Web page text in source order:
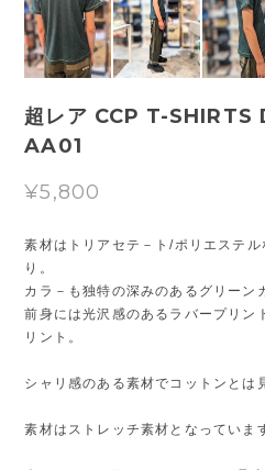
超レア CCP T-SHIRTS
AA01
¥5,800
素材はトリアセテ－ト/ポリエステ
り。
カラ－も独特の深みのあるグリーン
前身には光沢感のあるラバープリン
リント。
シャリ感のある素材でコットンとは
素材はストレッチ素材となっていま